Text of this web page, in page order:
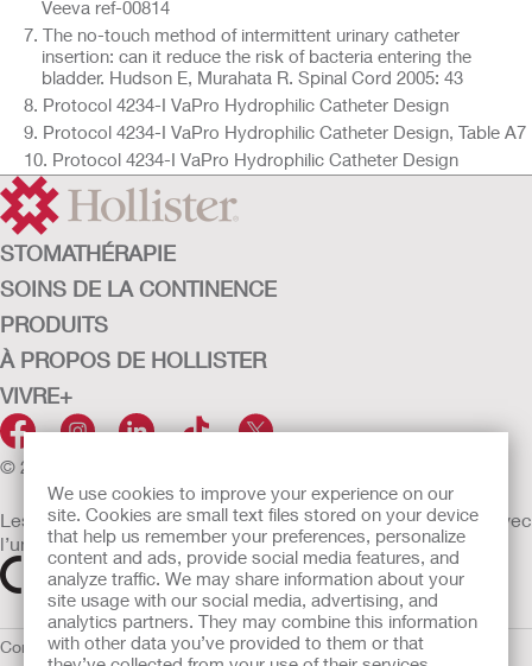
We use cookies to improve your experience on our
site. Cookies are small text files stored on your device
that help us remember your preferences, personalize
content and ads, provide social media features, and
analyze traffic. We may share information about your
site usage with our social media, advertising, and
analytics partners. They may combine this information
with other data you’ve provided to them or that
Veeva ref-00814
The no-touch method of intermittent urinary catheter
insertion: can it reduce the risk of bacteria entering the
bladder. Hudson E, Murahata R. Spinal Cord 2005: 43
Protocol 4234-I VaPro Hydrophilic Catheter Design
Protocol 4234-I VaPro Hydrophilic Catheter Design, Table A7
Protocol 4234-I VaPro Hydrophilic Catheter Design
STOMATHÉRAPIE
SOINS DE LA CONTINENCE
PRODUITS
À PROPOS DE HOLLISTER
VIVRE+
© 2026 Hollister Incorporated
Les dispositifs médicaux vendus dans l’UE sont marqués avec
l’un des symboles suivants selon le besoin
Conditions d'utilisation Politique de confidentialité Utilisation des